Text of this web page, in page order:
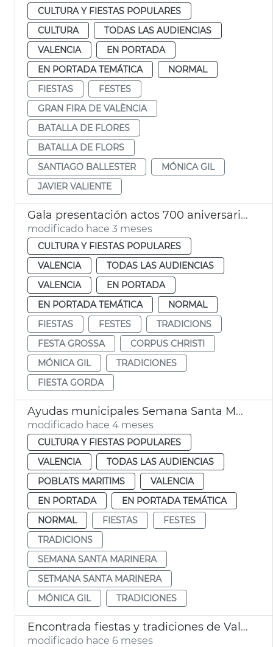
CULTURA Y FIESTAS POPULARES
CULTURA
TODAS LAS AUDIENCIAS
VALENCIA
EN PORTADA
EN PORTADA TEMÁTICA
NORMAL
FIESTAS
FESTES
GRAN FIRA DE VALÈNCIA
BATALLA DE FLORES
BATALLA DE FLORS
SANTIAGO BALLESTER
MÓNICA GIL
JAVIER VALIENTE
Gala presentación actos 700 aniversario Corpus Christi València
modificado hace 3 meses
CULTURA Y FIESTAS POPULARES
VALENCIA
TODAS LAS AUDIENCIAS
VALENCIA
EN PORTADA
EN PORTADA TEMÁTICA
NORMAL
FIESTAS
FESTES
TRADICIONS
FESTA GROSSA
CORPUS CHRISTI
MÓNICA GIL
TRADICIONES
FIESTA GORDA
Ayudas municipales Semana Santa Marinera València
modificado hace 4 meses
CULTURA Y FIESTAS POPULARES
VALENCIA
TODAS LAS AUDIENCIAS
POBLATS MARITIMS
VALENCIA
EN PORTADA
EN PORTADA TEMÁTICA
NORMAL
FIESTAS
FESTES
TRADICIONS
SEMANA SANTA MARINERA
SETMANA SANTA MARINERA
MÓNICA GIL
TRADICIONES
Encontrada fiestas y tradiciones de València
modificado hace 6 meses